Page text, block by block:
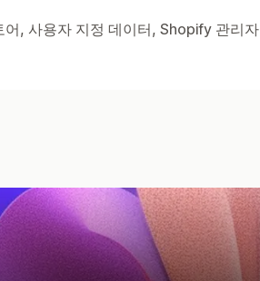
, 사용자 지정 데이터, Shopify 관리자